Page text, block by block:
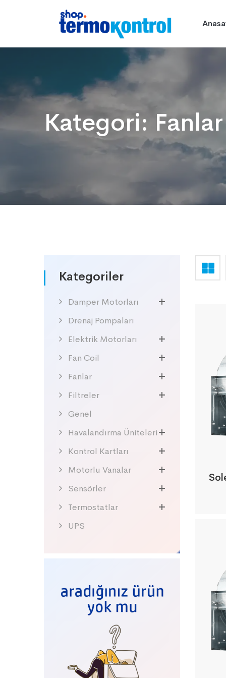
Kategori: Fanlar
Kategoriler
Damper Motorları
Drenaj Pompaları
Elektrik Motorları
Fan Coil
Fanlar
Filtreler
Genel
Havalandırma Üniteleri
Kontrol Kartları
Motorlu Vanalar
Sensörler
Termostatlar
UPS